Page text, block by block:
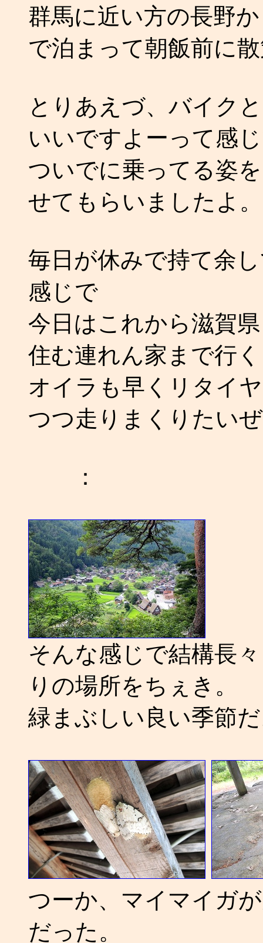
群馬に近い方の長野
で泊まって朝飯前に
とりあえづ、バイク
いいですよーって感
ついでに乗ってる姿
せてもらいましたよ。
毎日が休みで持て余
感じで
今日はこれから滋賀
住む連れん家まで行
オイラも早くリタイ
つつ走りまくりたい
：
そんな感じで結構長
りの場所をちぇき。
緑まぶしい良い季節
つーか、マイマイガ
だった。